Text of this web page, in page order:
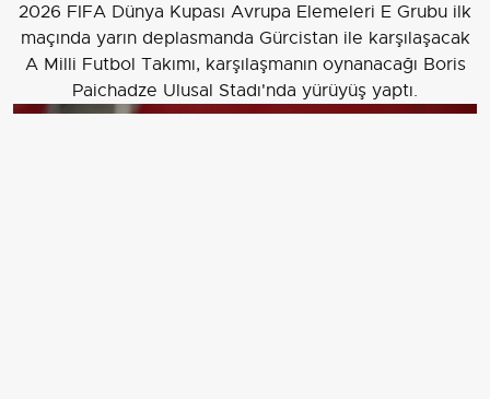
2026 FIFA Dünya Kupası Avrupa Elemeleri E Grubu ilk
maçında yarın deplasmanda Gürcistan ile karşılaşacak
A Milli Futbol Takımı, karşılaşmanın oynanacağı Boris
Paichadze Ulusal Stadı'nda yürüyüş yaptı.